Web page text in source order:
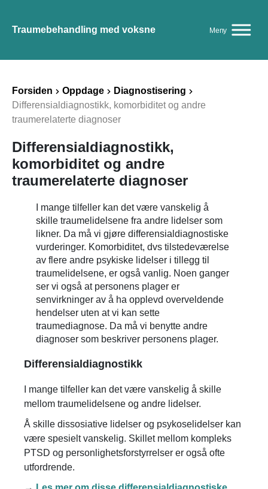
Traumebehandling med voksne Meny
Forsiden Oppdage
Diagnostisering
Differensialdiagnostikk, komorbiditet og andre
traumerelaterte diagnoser
Differensialdiagnostikk,
komorbiditet og andre
traumerelaterte diagnoser
I mange tilfeller kan det være vanskelig å
skille traumelidelsene fra andre lidelser som
likner. Da må vi gjøre differensialdiagnostiske
vurderinger. Komorbiditet, dvs tilstedeværelse
av flere andre psykiske lidelser i tillegg til
traumelidelsene, er også vanlig. Noen ganger
ser vi også at personens plager er
senvirkninger av å ha opplevd overveldende
hendelser uten at vi kan sette
traumediagnose. Da må vi benytte andre
diagnoser som beskriver personens plager.
Differensialdiagnostikk
I mange tilfeller kan det være vanskelig å skille
mellom traumelidelsene og andre lidelser.
Å skille dissosiative lidelser og psykoselidelser kan
være spesielt vanskelig. Skillet mellom kompleks
PTSD og personlighetsforstyrrelser er også ofte
utfordrende.